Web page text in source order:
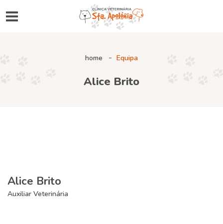
home Equipa
Alice Brito
Alice Brito
Auxiliar Veterinária